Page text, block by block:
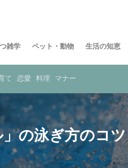
雑学 ペット・動物 生活の知恵
て 恋愛 料理 マナー
の泳ぎ方のコ